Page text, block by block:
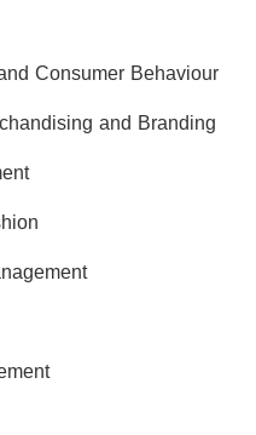
Consumer Behaviour
and Branding